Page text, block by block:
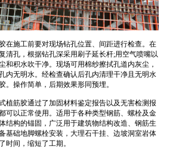
在施工前要对现场钻孔位置、间距进行检查。在
清孔，根据钻孔深采用刷子延长杆;用空气喷嘴以
和积水吹干净。现场可用棉纱擦拭孔道内灰尘，
内无明水。经检查确认后孔内清理干净且无明水
。操作简单，后期效果形同预埋。
植筋胶通过了加固材料鉴定报告以及无害检测报
可以正常使用。适用于各种类型钢筋、螺栓及金
结构的锚固，广泛用于建筑物结构改造、钢筋生
基础地脚螺栓安装，大理石干挂、边坡洞室岩体
时间，缩短了工期。